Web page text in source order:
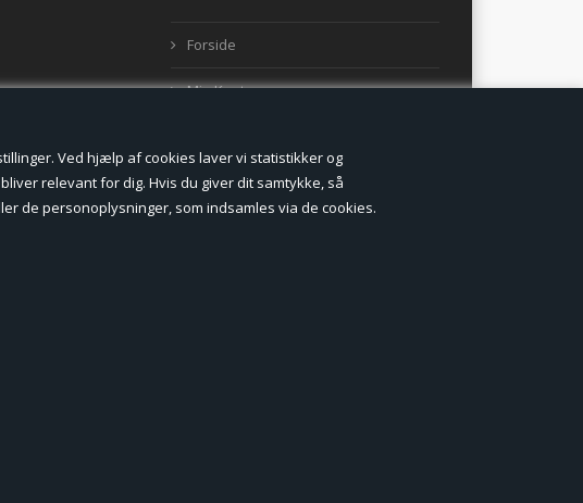
Ved hjælp af cookies laver vi statistikker og
relevant for dig. Hvis du giver dit samtykke, så
de personoplysninger, som indsamles via de cookies.
Forside
Min Konto
Vilkår og betingelser